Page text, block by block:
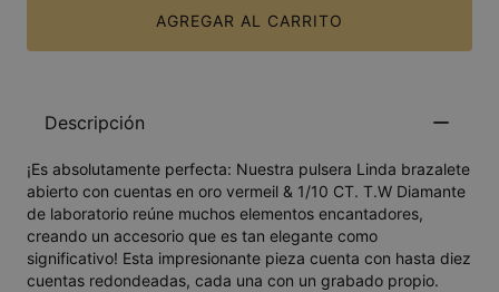
AGREGAR AL CARRITO
Descripción
¡Es absolutamente perfecta: Nuestra pulsera Linda brazalete
abierto con cuentas en oro vermeil & 1/10 CT. T.W Diamante
de laboratorio reúne muchos elementos encantadores,
creando un accesorio que es tan elegante como
significativo! Esta impresionante pieza cuenta con hasta diez
cuentas redondeadas, cada una con un grabado propio.